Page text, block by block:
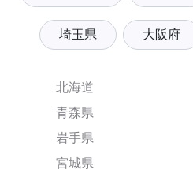
埼玉県 大阪府
北海道
青森県
岩手県
宮城県